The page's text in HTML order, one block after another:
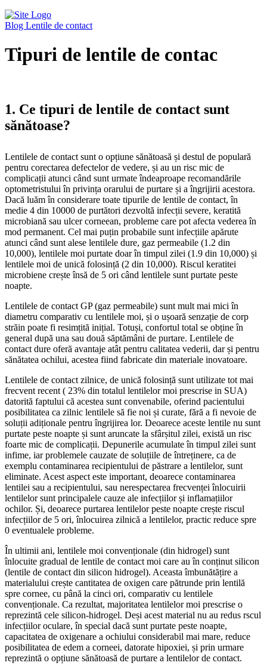
Blog Lentile de contact
Tipuri de lentile de contac
1. Ce tipuri de lentile de contact sunt
sănătoase?
Lentilele de contact sunt o opțiune sănătoasă și destul de populară
pentru corectarea defectelor de vedere, și au un risc mic de
complicații atunci când sunt urmate îndeaproape recomandările
optometristului în privința orarului de purtare și a îngrijirii acestora.
Dacă luăm în considerare toate tipurile de lentile de contact, în
medie 4 din 10000 de purtători dezvoltă infecții severe, keratită
microbiană sau ulcer corneean, probleme care pot afecta vederea în
mod permanent. Cel mai puțin probabile sunt infecțiile apărute
atunci când sunt alese lentilele dure, gaz permeabile (1.2 din
10,000), lentilele moi purtate doar în timpul zilei (1.9 din 10,000) și
lentilele moi de unică folosință (2 din 10,000). Riscul keratitei
microbiene crește însă de 5 ori când lentilele sunt purtate peste
noapte.
Lentilele de contact GP (gaz permeabile) sunt mult mai mici în
diametru comparativ cu lentilele moi, și o ușoară senzație de corp
străin poate fi resimțită inițial. Totuși, confortul total se obține în
general după una sau două săptămâni de purtare. Lentilele de
contact dure oferă avantaje atât pentru calitatea vederii, dar și pentru
sănătatea ochilui, acestea fiind fabricate din materiale inovatoare.
Lentilele de contact zilnice, de unică folosință sunt utilizate tot mai
frecvent recent ( 23% din totalul lentilelor moi prescrise in SUA)
datorită faptului că acestea sunt convenabile, oferind pacientului
posibilitatea ca zilnic lentilele să fie noi și curate, fără a fi nevoie de
soluții adiționale pentru îngrijirea lor. Deoarece aceste lentile nu sunt
purtate peste noapte și sunt aruncate la sfârșitul zilei, există un risc
foarte mic de complicații. Depunerile acumulate în timpul zilei sunt
infime, iar problemele cauzate de soluțiile de întreținere, ca de
exemplu contaminarea recipientului de păstrare a lentilelor, sunt
eliminate. Acest aspect este important, deoarece contaminarea
lentilei sau a recipientului, sau nerespectarea frecvenței înlocuirii
lentilelor sunt principalele cauze ale infecțiilor și inflamațiilor
ochilor. Și, deoarece purtarea lentilelor peste noapte crește riscul
infecțiilor de 5 ori, înlocuirea zilnică a lentilelor, practic reduce spre
0 eventualele probleme.
În ultimii ani, lentilele moi convenționale (din hidrogel) sunt
înlocuite gradual de lentile de contact moi care au în conținut silicon
(lentile de contact din silicon hidrogel). Aceasta îmbunătățire a
materialului crește cantitatea de oxigen care pătrunde prin lentilă
spre cornee, cu până la cinci ori, comparativ cu lentilele
convenționale. Ca rezultat, majoritatea lentilelor moi prescrise o
reprezintă cele silicon-hidrogel. Deși acest material nu au redus rscul
infecțiilor oculare, în special dacă sunt purtate peste noapte,
capacitatea de oxigenare a ochiului considerabil mai mare, reduce
posibilitatea de edem a corneei, datorate hipoxiei, și prin urmare
reprezintă o opțiune sănătoasă de purtare a lentilelor de contact.